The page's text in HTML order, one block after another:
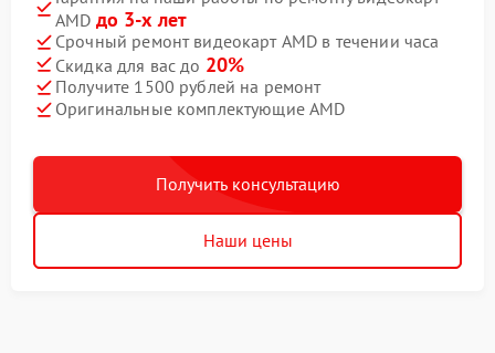
AMD до 3-х лет
Срочный ремонт видеокарт AMD в течении часа
Скидка для вас до 20%
Получите 1500 рублей на ремонт
Оригинальные комплектующие AMD
Получить консультацию
Наши цены